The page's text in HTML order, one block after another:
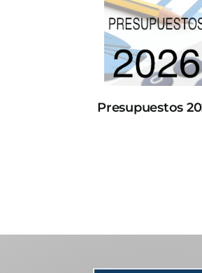
Presupuestos